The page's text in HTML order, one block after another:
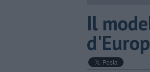
Il